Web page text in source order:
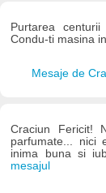
Purtarea
Condu-ti masina
Mesaje de
Craciun Fericit!
parfumate... nici
inima buna si
mesajul